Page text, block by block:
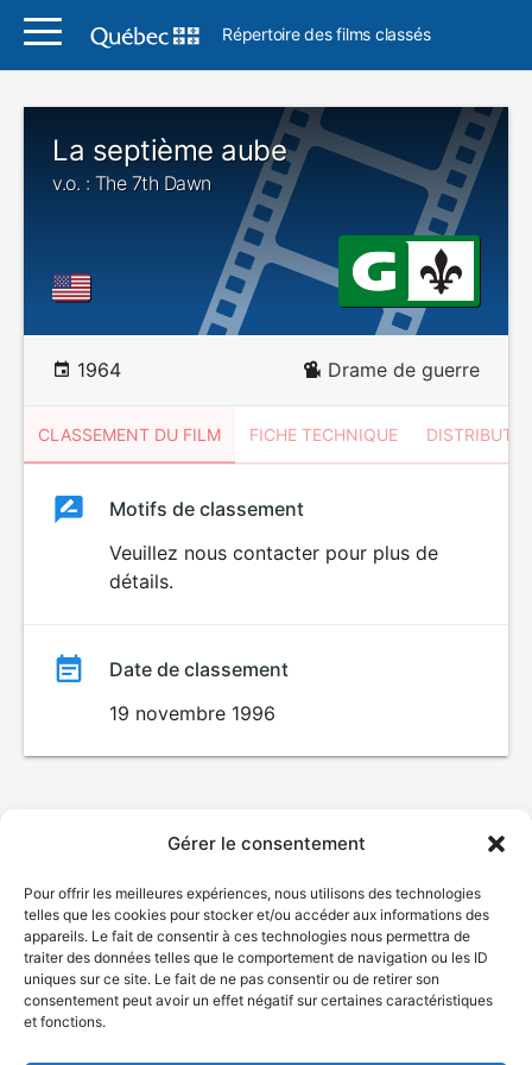
Gérer le consentement
Pour offrir les meilleures expériences, nous utilisons des technologies
telles que les cookies pour stocker et/ou accéder aux informations des
appareils. Le fait de consentir à ces technologies nous permettra de
traiter des données telles que le comportement de navigation ou les ID
uniques sur ce site. Le fait de ne pas consentir ou de retirer son
consentement peut avoir un effet négatif sur certaines caractéristiques
et fonctions.
Répertoire des films classés
La septième aube
v.o. : The 7th Dawn
1964 Drame de guerre
CLASSEMENT DU FILM FICHE TECHNIQUE
ClassementClassement
Motifs de classement
Veuillez nous contacter pour plus de
détails.
Date de classement
19 novembre 1996